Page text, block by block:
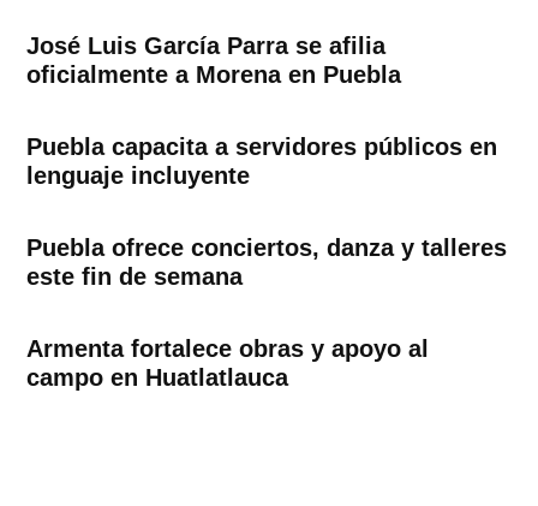
José Luis García Parra se afilia
oficialmente a Morena en Puebla
Puebla capacita a servidores públicos en
lenguaje incluyente
Puebla ofrece conciertos, danza y talleres
este fin de semana
Armenta fortalece obras y apoyo al
campo en Huatlatlauca